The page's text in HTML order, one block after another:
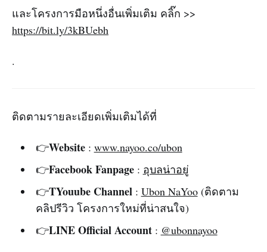
และโครงการมือหนึ่งอื่นเพิ่มเติม คลิ๊ก >>
https://bit.ly/3kBUebh
.
ติดตามรายละเอียดเพิ่มเติมได้ที่
👉Website: www.nayoo.co/ubon
👉Facebook Fanpage: อุบลน่าอยู่
👉TYouube Channel : Ubon NaYoo(ติดตาม
คลิปรีวิว โครงการใหม่ที่น่าสนใจ)
👉LINE Official Account: @ubonnayoo